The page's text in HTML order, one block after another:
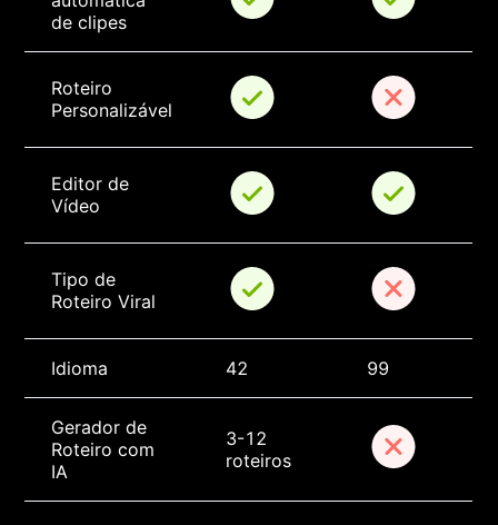
de clipes
Roteiro
Personalizável
Editor de
Vídeo
Tipo de
Roteiro Viral
Idioma 42 99
Gerador de
Roteiro com
IA
3-12
roteiros